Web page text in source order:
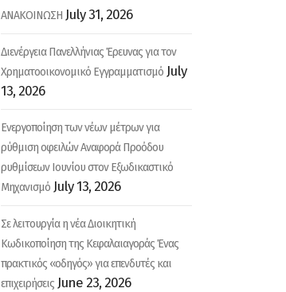
ΑΝΑΚΟΙΝΩΣΗ July 31, 2026
Διενέργεια Πανελλήνιας Έρευνας για τον
Χρηματοοικονομικό Εγγραμματισμό July
13, 2026
Ενεργοποίηση των νέων μέτρων για
ρύθμιση οφειλών Αναφορά Προόδου
ρυθμίσεων Ιουνίου στον Εξωδικαστικό
Μηχανισμό July 13, 2026
Σε λειτουργία η νέα Διοικητική
Κωδικοποίηση της Κεφαλαιαγοράς Ένας
πρακτικός «οδηγός» για επενδυτές και
επιχειρήσεις June 23, 2026